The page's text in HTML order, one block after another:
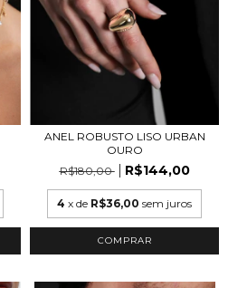
ANEL ROBUSTO LISO URBAN
OURO
R$180,00
R$144,00
4 x de R$36,00 sem juros
COMPRAR